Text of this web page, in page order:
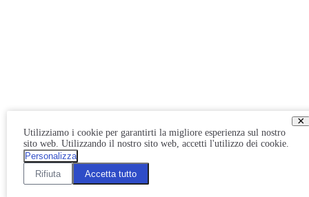
×
Utilizziamo i cookie per garantirti la migliore esperienza sul nostro
sito web. Utilizzando il nostro sito web, accetti l'utilizzo dei cookie.
Personalizza
Rifiuta
Accetta tutto